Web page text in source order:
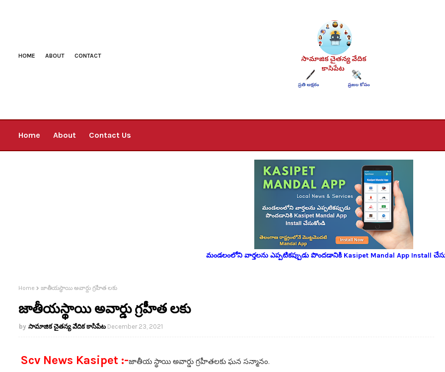
HOME ABOUT CONTACT
Home About Contact Us
మండలంలోని వార్తలను ఎప్పటికప్పుడు పొందడానికి Kasipet Mandal App Install
Home జాతీయస్థాయి అవార్డు గ్రహీత లకు
జాతీయస్థాయి అవార్డు గ్రహీత లకు
సామాజిక చైతన్య వేదిక కాసిపేట December 23, 2021
Scv News Kasipet :-జాతీయ స్థాయి అవార్డు గ్రహీతలకు ఘన సన్మానం.